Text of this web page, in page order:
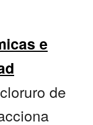
e
de